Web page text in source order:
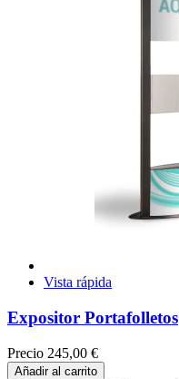
Vista rápida
Expositor Portafolletos
Precio 245,00 €
Añadir al carrito